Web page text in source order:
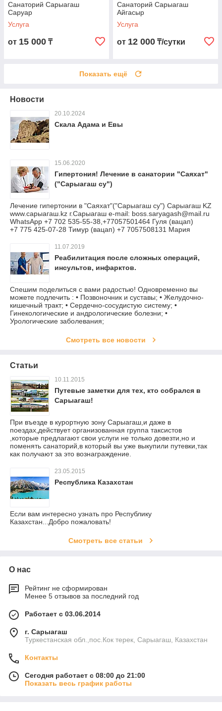
Санаторий Сарыагаш
Саруар
Услуга
от 15 000 ₸
Санаторий Сарыагаш
Айгасыр
Услуга
от 12 000 ₸/сутки
Показать ещё
Новости
20.10.2024
Скала Адама и Евы
15.06.2020
Гипертония! Лечение в санатории "Саяхат"
("Сарыагаш су")
Лечение гипертонии в "Саяхат"("Сарыагаш су") Сарыагаш KZ
www.сарыагаш.kz г.Сарыагаш e-mail: boss.saryagash@mail.ru
WhatsApp +7 702 535-55-38,+77057501464 Гуля (вацап)
+7 775 425-07-28 Тимур (вацап) +7 7057508131 Мария
11.07.2019
Реабилитация после сложных операций,
инсультов, инфарктов.
Спешим поделиться с вами радостью! Одновременно вы
можете подлечить : • Позвоночник и суставы; • Желудочно-
кишечный тракт; • Сердечно-сосудистую систему; •
Гинекологические и андрологические болезни; •
Урологические заболевания;
Смотреть все новости
Статьи
10.11.2015
Путевые заметки для тех, кто собрался в
Сарыагаш!
При въезде в курортную зону Сарыагаш,и даже в
поездах,действует организованная группа таксистов
,которые предлагают свои услуги не только довезти,но и
поменять санаторий,в который вы уже выкупили путевки,так
как получают за это вознаграждение.
23.05.2015
Республика Казахстан
Если вам интересно узнать про Республику
Казахстан...Добро пожаловать!
Смотреть все статьи
О нас
Рейтинг не сформирован
Менее 5 отзывов за последний год
Работает с 03.06.2014
г. Сарыагаш
Туркестанская обл.,пос.Кок терек, Сарыагаш, Казахстан
Контакты
Сегодня работает с 08:00 до 21:00
Показать весь график работы